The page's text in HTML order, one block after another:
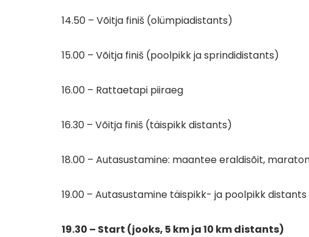
14.50 – Võitja finiš (olümpiadistants)
15.00 – Võitja finiš (poolpikk ja sprindidistants)
16.00 – Rattaetapi piiraeg
16.30 – Võitja finiš (täispikk distants)
18.00 – Autasustamine: maantee eraldisõit,
19.00 – Autasustamine täispikk- ja poolpikk distants
19.30 – Start (jooks, 5 km ja 10 km distants)